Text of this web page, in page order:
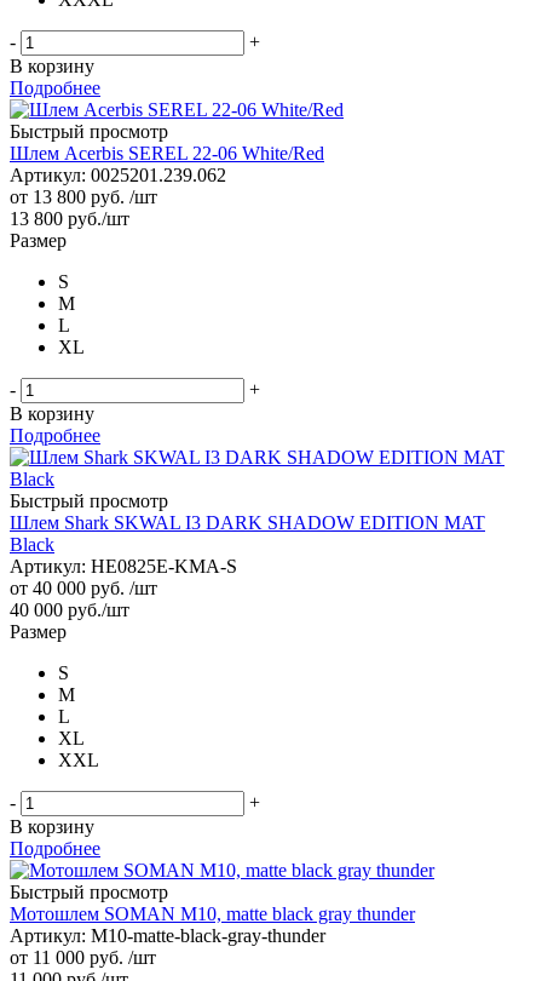
-
+
В корзину
Подробнее
Быстрый просмотр
Шлем Acerbis SEREL 22-06 White/Red
Артикул: 0025201.239.062
от 13 800 руб. /шт
13 800 руб./шт
Размер
S
M
L
XL
-
+
В корзину
Подробнее
Быстрый просмотр
Шлем Shark SKWAL I3 DARK SHADOW EDITION MAT
Black
Артикул: HE0825E-KMA-S
от 40 000 руб. /шт
40 000 руб./шт
Размер
S
M
L
XL
XXL
-
+
В корзину
Подробнее
Быстрый просмотр
Мотошлем SOMAN M10, matte black gray thunder
Артикул: M10-matte-black-gray-thunder
от 11 000 руб. /шт